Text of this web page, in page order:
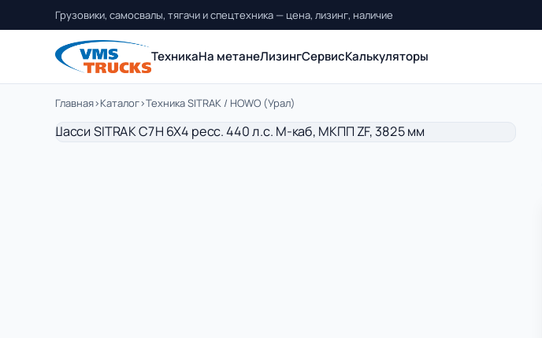
Грузовики, самосвалы, тягачи и спецтехника — цена, лизинг, наличие
ТехникаНа метанеЛизингСервисКалькуляторы
Главная›Каталог›Техника SITRAK / HOWO (Урал)